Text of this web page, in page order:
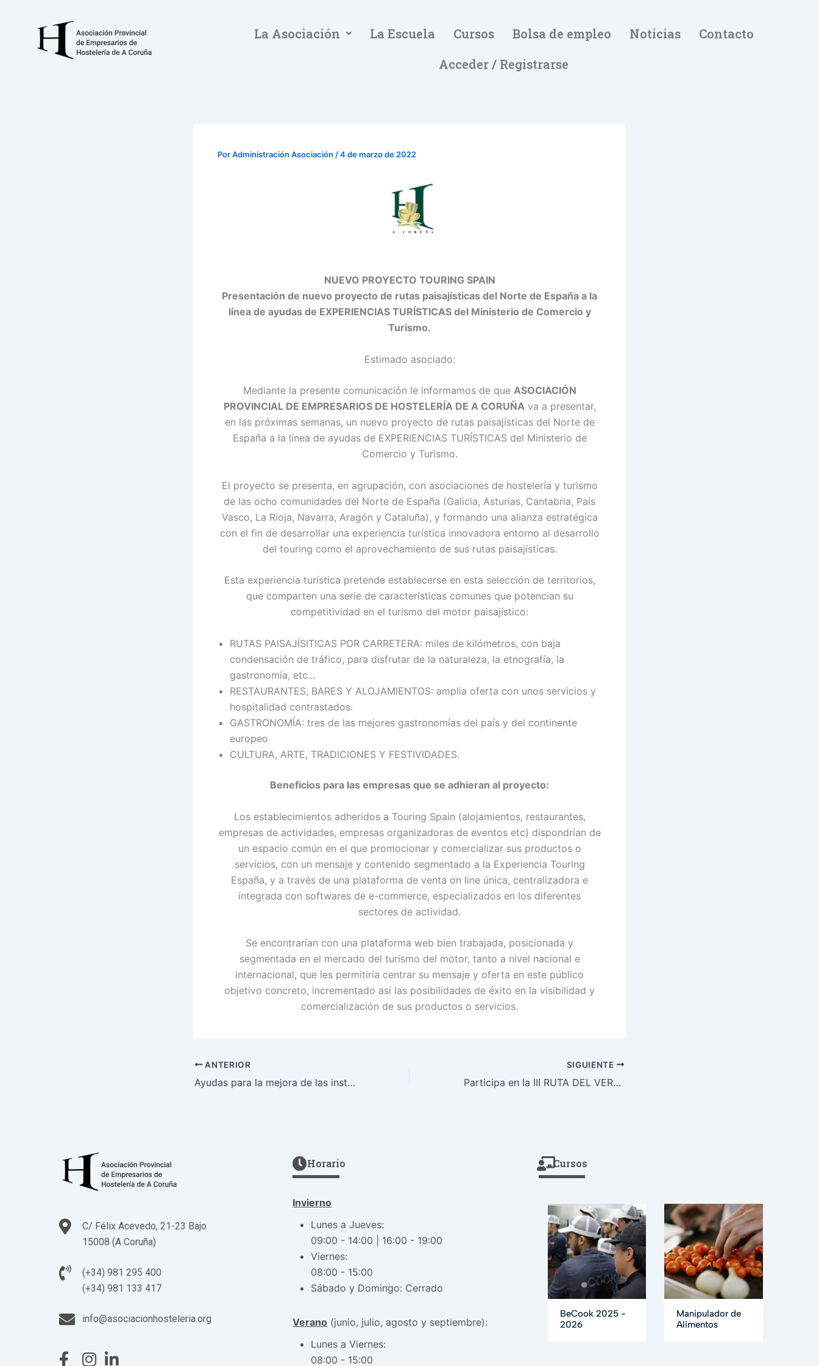
contenido
La Asociación La Escuela Cursos Bolsa de empleo Noticias
Contacto
Acceder / Registrarse
PorAdministración Asociación /4 de marzo de 2022
NUEVO PROYECTO TOURING SPAIN
Presentación de nuevo proyecto de rutas paisajísticas del Norte de España a la
línea de ayudas de EXPERIENCIAS TURÍSTICAS del Ministerio de Comercio y
Turismo.
Estimado asociado:
Mediante la presente comunicación le informamos de que ASOCIACIÓN
PROVINCIAL DE EMPRESARIOS DE HOSTELERÍA DE A CORUÑAva a presentar,
en las próximas semanas, un nuevo proyecto de rutas paisajísticas del Norte de
España a la línea de ayudas de EXPERIENCIAS TURÍSTICAS del Ministerio de
Comercio y Turismo.
El proyecto se presenta, en agrupación, con asociaciones de hostelería y turismo
de las ocho comunidades del Norte de España (Galicia, Asturias, Cantabria, País
Vasco, La Rioja, Navarra, Aragón y Cataluña), y formando una alianza estratégica
con el fin de desarrollar una experiencia turística innovadora entorno al desarrollo
del touring como el aprovechamiento de sus rutas paisajísticas.
Esta experiencia turística pretende establecerse en esta selección de territorios,
que comparten una serie de características comunes que potencian su
competitividad en el turismo del motor paisajístico:
RUTAS PAISAJÍSITICAS POR CARRETERA: miles de kilómetros, con baja
condensación de tráfico, para disfrutar de la naturaleza, la etnografía, la
gastronomía, etc…
RESTAURANTES, BARES Y ALOJAMIENTOS: amplia oferta con unos servicios y
hospitalidad contrastados.
GASTRONOMÍA: tres de las mejores gastronomías del país y del continente
europeo
CULTURA, ARTE, TRADICIONES Y FESTIVIDADES.
Beneficios para las empresas que se adhieran al proyecto:
Los establecimientos adheridos a Touring Spain (alojamientos, restaurantes,
empresas de actividades, empresas organizadoras de eventos etc) dispondrían de
un espacio común en el que promocionar y comercializar sus productos o
servicios, con un mensaje y contenido segmentado a la Experiencia Touring
España, y a través de una plataforma de venta on line única, centralizadora e
integrada con softwares de e-commerce, especializados en los diferentes
sectores de actividad.
Se encontrarían con una plataforma web bien trabajada, posicionada y
segmentada en el mercado del turismo del motor, tanto a nivel nacional e
internacional, que les permitiría centrar su mensaje y oferta en este público
objetivo concreto, incrementado así las posibilidades de éxito en la visibilidad y
comercialización de sus productos o servicios.
ANTERIOR
Ayudas para la mejora de las instalaciones
SIGUIENTE
Participa en la III RUTA DEL VERMUT CINZANO
C/ Félix Acevedo, 21-23 Bajo
15008 (A Coruña)
(+34) 981 295 400
(+34) 981 133 417
info@asociacionhosteleria.org
Horario
Invierno
Lunes a Jueves:
09:00 - 14:00 | 16:00 - 19:00
Viernes:
08:00 - 15:00
Sábado y Domingo: Cerrado
Verano (junio, julio, agosto y septiembre):
Lunes a Viernes:
08:00 - 15:00
Cursos
BeCook 2025 -
2026
Manipulador de
Alimentos